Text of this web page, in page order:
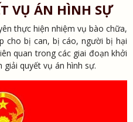
VỤ ÁN HÌNH SỰ
thực hiện nhiệm vụ bào chữa,
cho bị can, bị cáo, người bị hại
quan trong các giai đoạn khởi
quyết vụ án hình sự.